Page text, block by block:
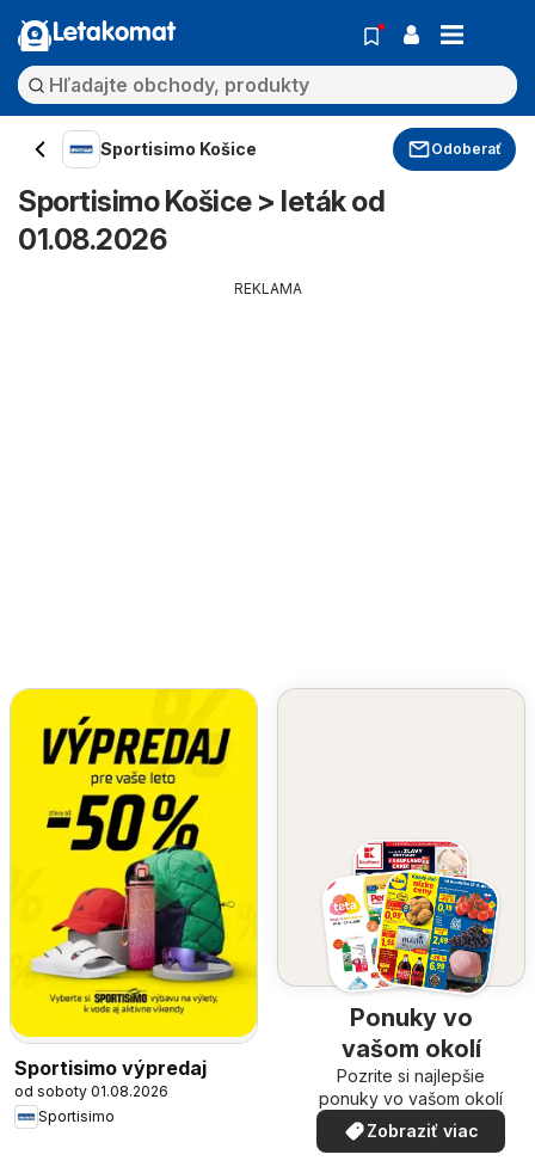
Letakomat
Sportisimo Košice Odoberať
Sportisimo Košice > leták od
01.08.2026
REKLAMA
Sportisimo výpredaj
od soboty 01.08.2026
Sportisimo
Ponuky vo
vašom okolí
Pozrite si najlepšie
ponuky vo vašom okolí
Zobraziť viac